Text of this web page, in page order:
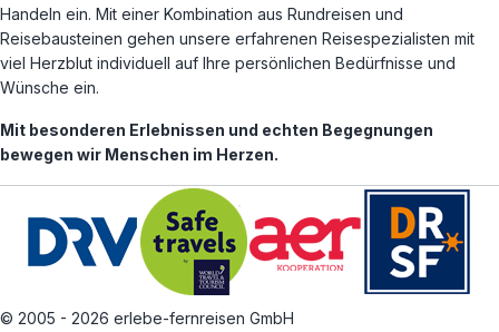
Handeln ein. Mit einer Kombination aus Rundreisen und
Reisebausteinen gehen unsere erfahrenen Reisespezialisten mit
viel Herzblut individuell auf Ihre persönlichen Bedürfnisse und
Wünsche ein.
Mit besonderen Erlebnissen und echten Begegnungen
bewegen wir Menschen im Herzen.
© 2005 - 2026 erlebe-fernreisen GmbH